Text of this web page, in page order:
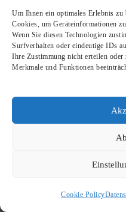
Um Ihnen ein optimales Erlebnis
Cookies, um Geräteinformationen
Wenn Sie diesen Technologien
Surfverhalten oder eindeutige IDs
Ihre Zustimmung nicht erteilen oder
Merkmale und Funktionen
Cookie Policy
NEUESTE KOMMENTARE